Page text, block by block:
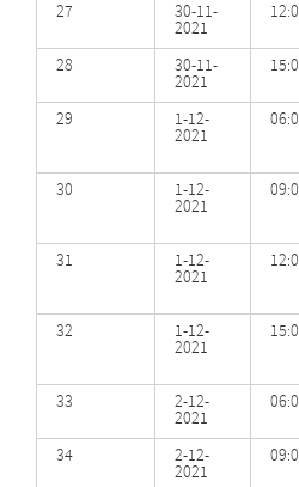
27
30-11-
2021
28
30-11-
2021
29
1-12-
2021
30
1-12-
2021
31
1-12-
2021
32
1-12-
2021
33
2-12-
2021
34
2-12-
2021